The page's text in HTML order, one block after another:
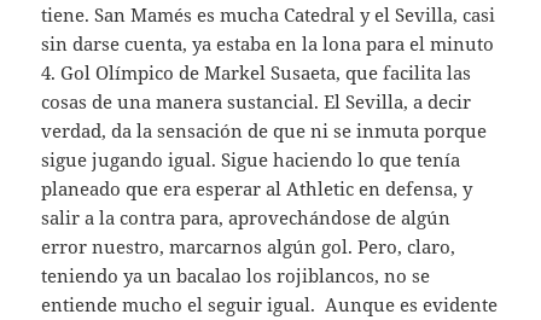
tiene. San Mamés es mucha Catedral y el Sevilla, casi
sin darse cuenta, ya estaba en la lona para el minuto
4. Gol Olímpico de Markel Susaeta, que facilita las
cosas de una manera sustancial. El Sevilla, a decir
verdad, da la sensación de que ni se inmuta porque
sigue jugando igual. Sigue haciendo lo que tenía
planeado que era esperar al Athletic en defensa, y
salir a la contra para, aprovechándose de algún
error nuestro, marcarnos algún gol. Pero, claro,
teniendo ya un bacalao los rojiblancos, no se
entiende mucho el seguir igual. Aunque es evidente